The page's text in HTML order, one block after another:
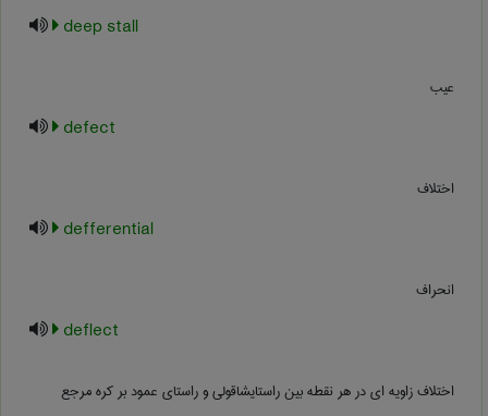
deep stall
عیب
defect
اختلاف
defferential
انحراف
deflect
اختلاف زاویه ای در هر نقطه بین راستایشاقولی و راستای عمود بر کره مرجع